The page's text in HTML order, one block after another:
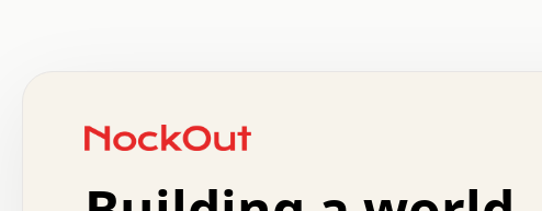
.   +   .   .   o   .   .   .   .   .   .   :   .   .
.   .   .   o   .   .   .   .   .   .   .   .   x   .   .